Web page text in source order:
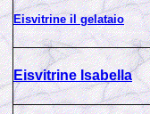
Eisvitrine il gelataio
Eisvitrine Isabella